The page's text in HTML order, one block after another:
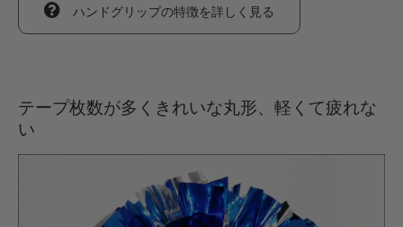
・【カット仕上】ｸﾞﾘｯﾌﾟ大
・【完成仕上】ｸﾞﾘｯﾌﾟ大
792円(税込)
・【カット仕上】ｸﾞﾘｯﾌﾟ大
ハンドグリップの特徴を詳しく見る
テープ枚数が多くきれいな丸形、軽くて疲れな
い